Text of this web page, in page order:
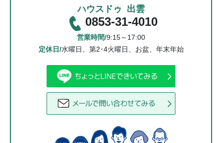
ハウスドゥ 出雲
0853-31-4010
営業時間/9:15～17:00
定休日/水曜日、第2･4火曜日、お盆、年末年始